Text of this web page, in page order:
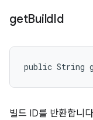
getBuildId
public String
빌드 ID를 반환합니